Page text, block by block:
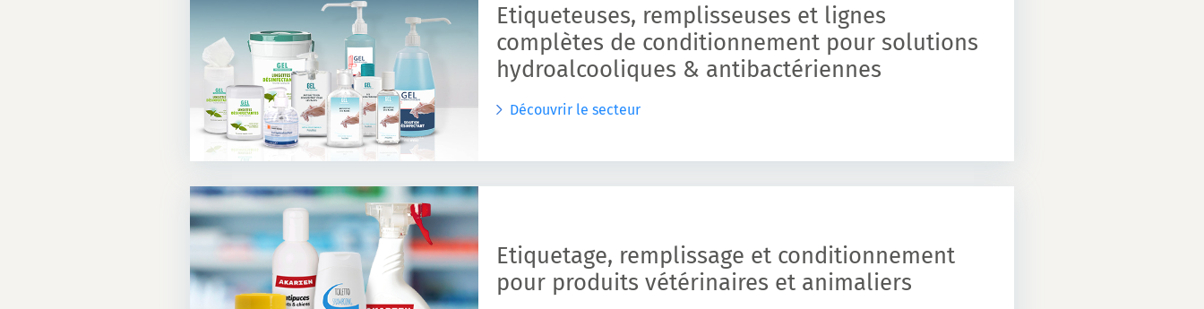
Etiqueteuses, remplisseuses et lignes
complètes de conditionnement pour solutions
hydroalcooliques & antibactériennes
Découvrir le secteur
Etiquetage, remplissage et conditionnement
pour produits vétérinaires et animaliers